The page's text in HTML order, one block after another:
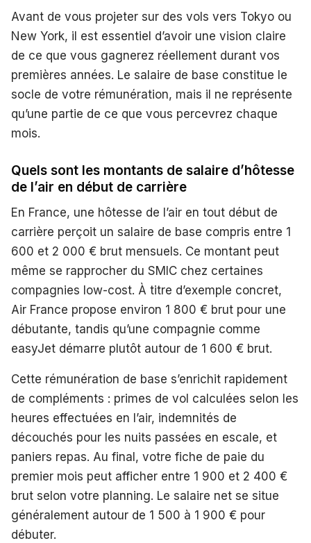
Avant de vous projeter sur des vols vers Tokyo ou
New York, il est essentiel d’avoir une vision claire
de ce que vous gagnerez réellement durant vos
premières années. Le salaire de base constitue le
socle de votre rémunération, mais il ne représente
qu’une partie de ce que vous percevrez chaque
mois.
Quels sont les montants de salaire d’hôtesse
de l’air en début de carrière
En France, une hôtesse de l’air en tout début de
carrière perçoit un salaire de base compris entre 1
600 et 2 000 € brut mensuels. Ce montant peut
même se rapprocher du SMIC chez certaines
compagnies low-cost. À titre d’exemple concret,
Air France propose environ 1 800 € brut pour une
débutante, tandis qu’une compagnie comme
easyJet démarre plutôt autour de 1 600 € brut.
Cette rémunération de base s’enrichit rapidement
de compléments : primes de vol calculées selon les
heures effectuées en l’air, indemnités de
découchés pour les nuits passées en escale, et
paniers repas. Au final, votre fiche de paie du
premier mois peut afficher entre 1 900 et 2 400 €
brut selon votre planning. Le salaire net se situe
généralement autour de 1 500 à 1 900 € pour
débuter.